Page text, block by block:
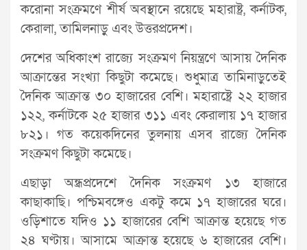
করোনা সংক্রমণে শীর্ষ অবস্থানে রয়েছে মহারাষ্ট্র, কর্নাটক,
কেরালা, তামিলনাড়ু এবং উত্তরপ্রদেশ।
দেশের অধিকাংশ রাজ্যে সংক্রমণ নিয়ন্ত্রণে আসায় দৈনিক
আক্রান্তের সংখ্যা কিছুটা কমেছে। শুধুমাত্র তামিনাড়ুতেই
দৈনিক আক্রান্ত ৩০ হাজারের বেশি। মহারাষ্ট্রে ২২ হাজার
১২২, কর্নাটকে ২৫ হাজার ৩১১ এবং কেরালায় ১৭ হাজার
৮২১। গত কয়েকদিনের তুলনায় এসব রাজ্যে দৈনিক
সংক্রমণ কিছুটা কমেছে।
এছাড়া অন্ধ্রপ্রদেশে দৈনিক সংক্রমণ ১৩ হাজারে
কাছাকাছি। পশ্চিমবঙ্গেও একটু কমে ১৭ হাজারের ঘরে।
ওড়িশাতে যদিও ১১ হাজারের বেশি আক্রান্ত হয়েছে গত
২৪ ঘণ্টায়। আসামে আক্রান্ত হয়েছে ৬ হাজারের বেশি।